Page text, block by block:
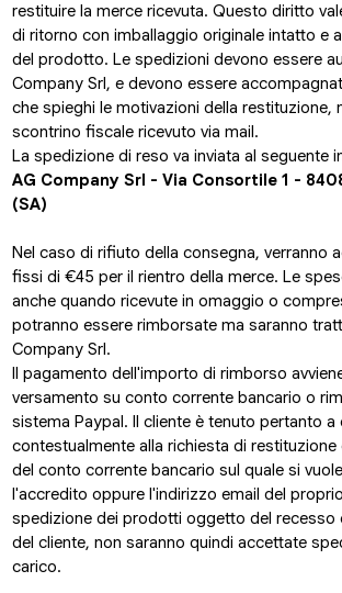
restituire la merce ricevuta. Questo diritto
di ritorno con imballaggio originale intatto e
del prodotto. Le spedizioni devono essere
Company Srl, e devono essere
che spieghi le motivazioni della restituzione,
scontrino fiscale ricevuto via mail.
La spedizione di reso va inviata al seguente
AG Company Srl - Via Consortile 1 -
(SA)
Nel caso di rifiuto della consegna, verranno
fissi di €45 per il rientro della merce. Le
anche quando ricevute in omaggio o
potranno essere rimborsate ma saranno
Company Srl.
Il pagamento dell'importo di rimborso
versamento su conto corrente bancario o
sistema Paypal. Il cliente è tenuto pertanto a
contestualmente alla richiesta di restituzione
del conto corrente bancario sul quale si
l'accredito oppure l'indirizzo email del
spedizione dei prodotti oggetto del recesso
del cliente, non saranno quindi accettate
carico.